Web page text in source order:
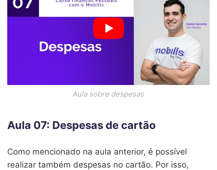
Aula sobre despesas
Aula 07: Despesas de cartão
Como mencionado na aula anterior, é possível
realizar também despesas no cartão. Por isso,